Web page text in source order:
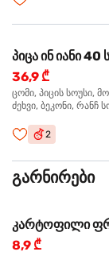
პიცა ინ იანი 40
36,9 ₾
ცომი, პიცის სოუსი,
ძეხვი, ბეკონი, რანჩ
2
გარნირები
კარტოფილი
8,9 ₾